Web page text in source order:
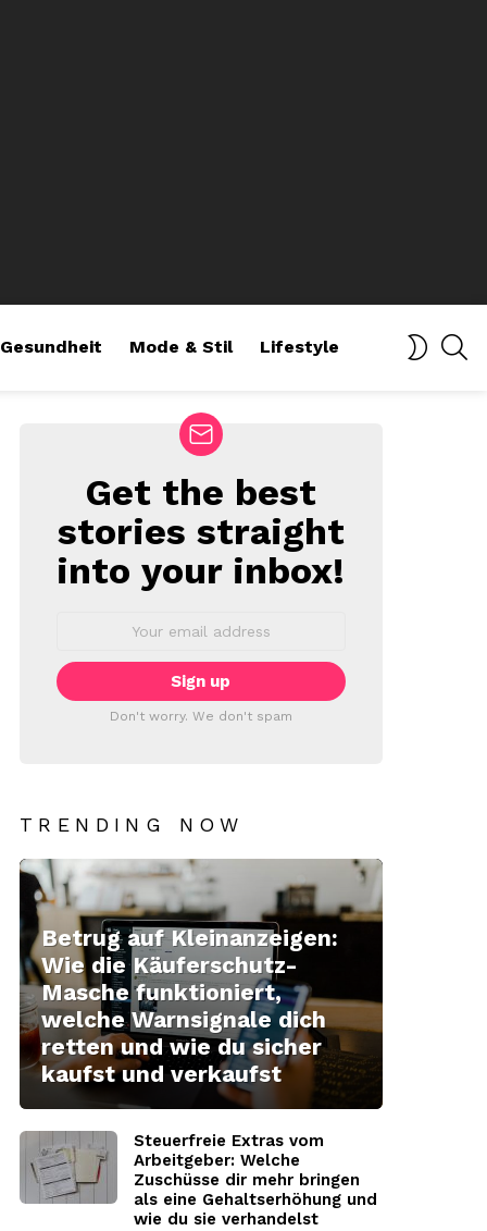
Gesundheit Mode & Stil Lifestyle
SWITCH
NEWSLETTER
Get the best
stories straight
into your inbox!
Don't worry. We don't spam
TRENDING NOW
Betrug auf Kleinanzeigen:
Wie die Käuferschutz-
Masche funktioniert,
welche Warnsignale dich
retten und wie du sicher
kaufst und verkaufst
Steuerfreie Extras vom
Arbeitgeber: Welche
Zuschüsse dir mehr bringen
als eine Gehaltserhöhung und
wie du sie verhandelst